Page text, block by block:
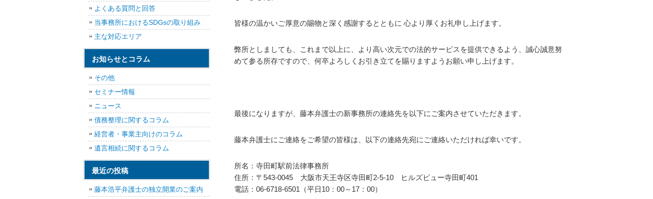
皆様の温かいご厚意の賜物と深く感謝するとともに 心より厚くお礼申し上げます。
弊所としましても、これまで以上に、より高い次元での法的サービスを提供できるよう、誠心誠意努
めて参る所存ですので、何卒よろしくお引き立てを賜りますようお願い申し上げます。
最後になりますが、藤本弁護士の新事務所の連絡先を以下にご案内させていただきます。
藤本弁護士にご連絡をご希望の皆様は、以下の連絡先宛にご連絡いただければ幸いです。
所名：寺田町駅前法律事務所
住所：〒543-0045 大阪市天王寺区寺田町2-5-10 ヒルズビュー寺田町401
電話：06-6718-6501（平日10：00～17：00）
よくある質問と回答
当事務所におけるSDGsの取り組み
主な対応エリア
お知らせとコラム
その他
セミナー情報
ニュース
債務整理に関するコラム
経営者・事業主向けのコラム
遺言相続に関するコラム
最近の投稿
藤本浩平弁護士の独立開業のご案内